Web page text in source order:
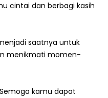
cintai dan berbagi kasih
saatnya untuk
menikmati momen-
kamu dapat